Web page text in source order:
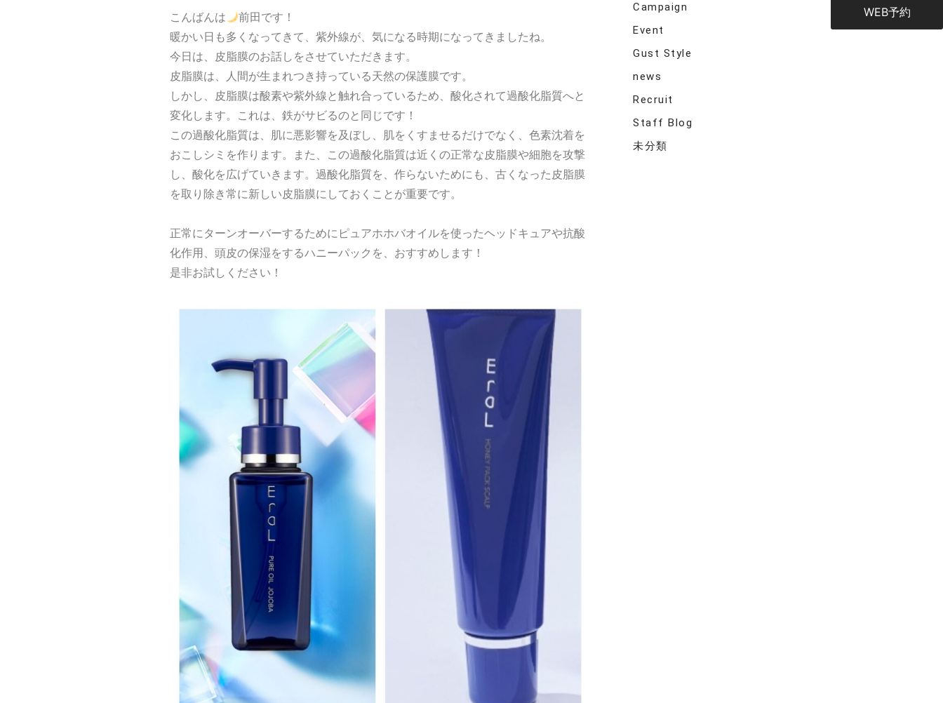
WEB予約
こんばんは
前田です！
暖かい日も多くなってきて、紫外線が、気になる時期になってきましたね。
今日は、皮脂膜のお話しをさせていただきます。
皮脂膜は、人間が生まれつき持っている天然の保護膜です。
しかし、皮脂膜は酸素や紫外線と触れ合っているため、酸化されて過酸化脂質へと
変化します。これは、鉄がサビるのと同じです！
この過酸化脂質は、肌に悪影響を及ぼし、肌をくすませるだけでなく、色素沈着を
おこしシミを作ります。また、この過酸化脂質は近くの正常な皮脂膜や細胞を攻撃
し、酸化を広げていきます。過酸化脂質を、作らないためにも、古くなった皮脂膜
を取り除き常に新しい皮脂膜にしておくことが重要です。
正常にターンオーバーするためにピュアホホバオイルを使ったヘッドキュアや抗酸
化作用、頭皮の保湿をするハニーパックを、おすすめします！
是非お試しください！
Campaign
Event
Gust Style
news
Recruit
Staff Blog
未分類